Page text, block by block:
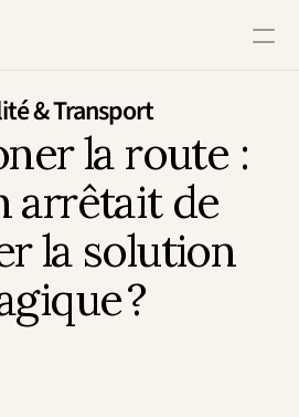
& Transport
la route :
arrêtait de
la solution
?